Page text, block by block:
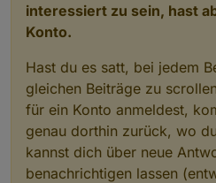
mitzuschicken.
interessiert zu sein, hast
Konto.
Hast du es satt, bei jedem
gleichen Beiträge zu
für ein Konto anmeldest,
genau dorthin zurück, wo
kannst dich über neue
benachrichtigen lassen